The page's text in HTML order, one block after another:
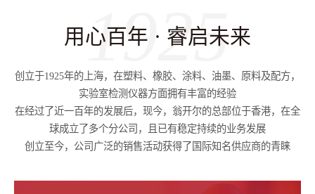
用心百年 · 睿启未来
1925
创立于1925年的上海，在塑料、橡胶、涂料、油墨、原料及配方，
实验室检测仪器方面拥有丰富的经验
在经过了近一百年的发展后，现今，翁开尔的总部位于香港，在全
球成立了多个分公司，且已有稳定持续的业务发展
创立至今，公司广泛的销售活动获得了国际知名供应商的青睐